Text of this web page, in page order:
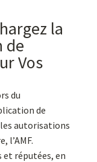
la
de
Vos
du
de
autorisations
l’AMF.
réputées, en